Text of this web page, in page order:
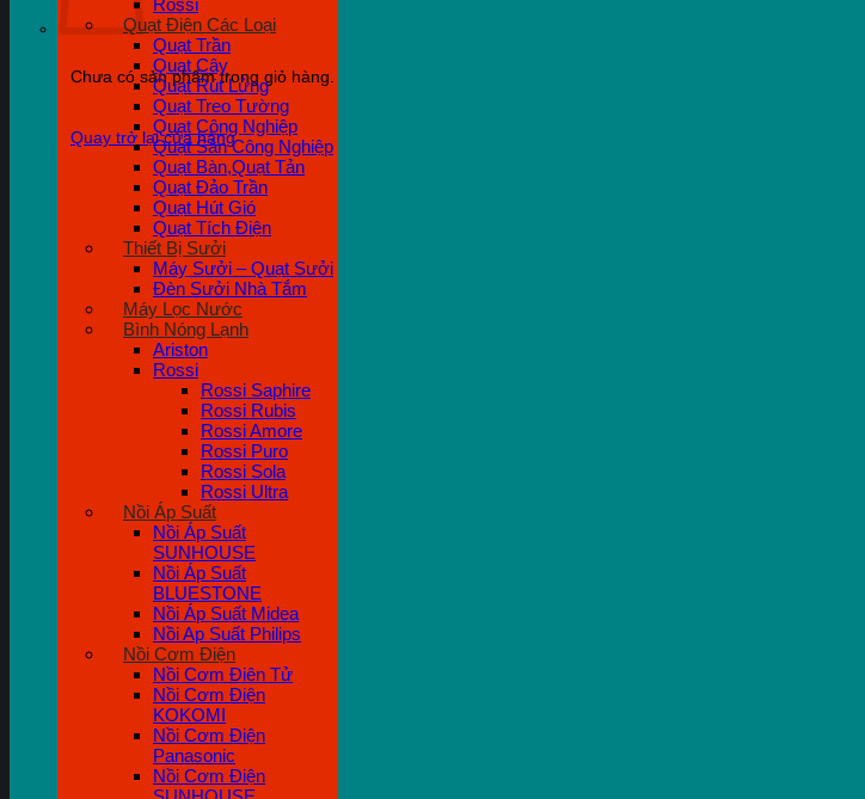
Chưa có sản phẩm trong giỏ hàng.
Quay trở lại cửa hàng
Rossi
Quạt Điện Các Loại
Quạt Trần
Quạt Cây
Quạt Rút Lửng
Quạt Treo Tường
Quạt Công Nghiệp
Quạt Sàn Công Nghiệp
Quạt Bàn,Quạt Tản
Quạt Đảo Trần
Quạt Hút Gió
Quạt Tích Điện
Thiết Bị Sưởi
Máy Sưởi – Quạt Sưởi
Đèn Sưởi Nhà Tắm
Máy Lọc Nước
Bình Nóng Lạnh
Ariston
Rossi
Rossi Saphire
Rossi Rubis
Rossi Amore
Rossi Puro
Rossi Sola
Rossi Ultra
Nồi Áp Suất
Nồi Áp Suất
SUNHOUSE
Nồi Áp Suất
BLUESTONE
Nồi Áp Suất Midea
Nồi Ap Suất Philips
Nồi Cơm Điện
Nồi Cơm Điên Tử
Nồi Cơm Điện
KOKOMI
Nồi Cơm Điện
Panasonic
Nồi Cơm Điện